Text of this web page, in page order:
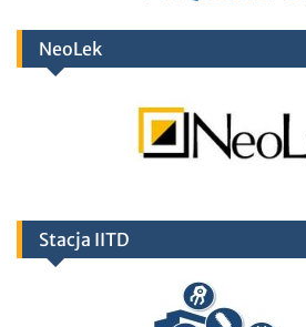
NeoLek
Stacja IITD